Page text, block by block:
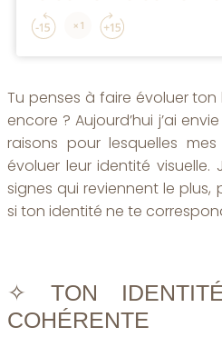
Tu penses à faire évoluer
encore ? Aujourd’hui j’ai
raisons pour lesquelles
évoluer leur identité visuelle.
signes qui reviennent le
si ton identité ne te
✧ TON
COHÉRENTE